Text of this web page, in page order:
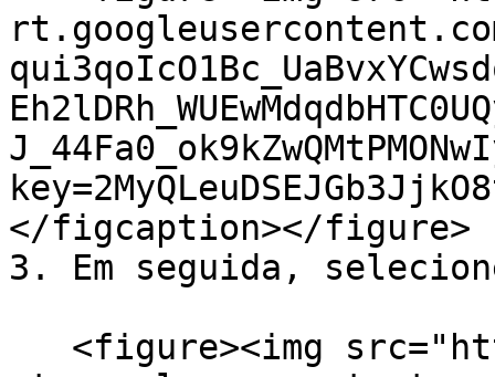
</figcaption></figure>
3. Em seguida,